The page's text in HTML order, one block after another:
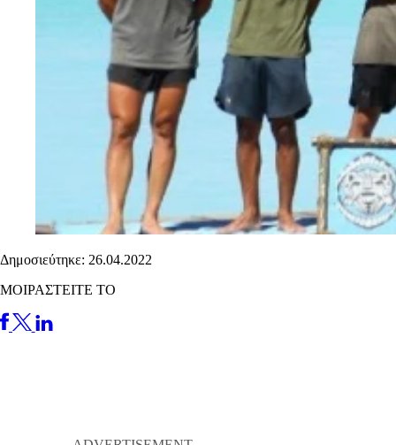
Δημοσιεύτηκε: 26.04.2022
ΜΟΙΡΑΣΤΕΙΤΕ ΤΟ